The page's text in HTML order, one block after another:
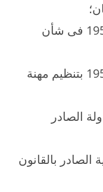
وعلى القانون رقم 127 لسنة 1955 فى شأن
وعلى القانون رقم 198 لسنة 1956 بتنظيم مهنة
الصادر
الصادر بالقانون